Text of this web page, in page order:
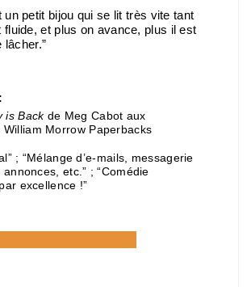
un petit bijou qui se lit très vite tant
fluide, et plus on avance, plus il est
lâcher.”
is Backde Meg Cabot aux
William Morrow Paperbacks
; “Mélange d’e-mails, messagerie
etc.” ; “Comédie
excellence !”